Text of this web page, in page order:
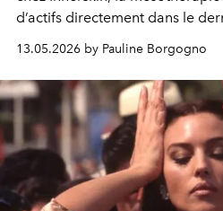
d’actifs directement dans le
13.05.2026 by Pauline Borgogno